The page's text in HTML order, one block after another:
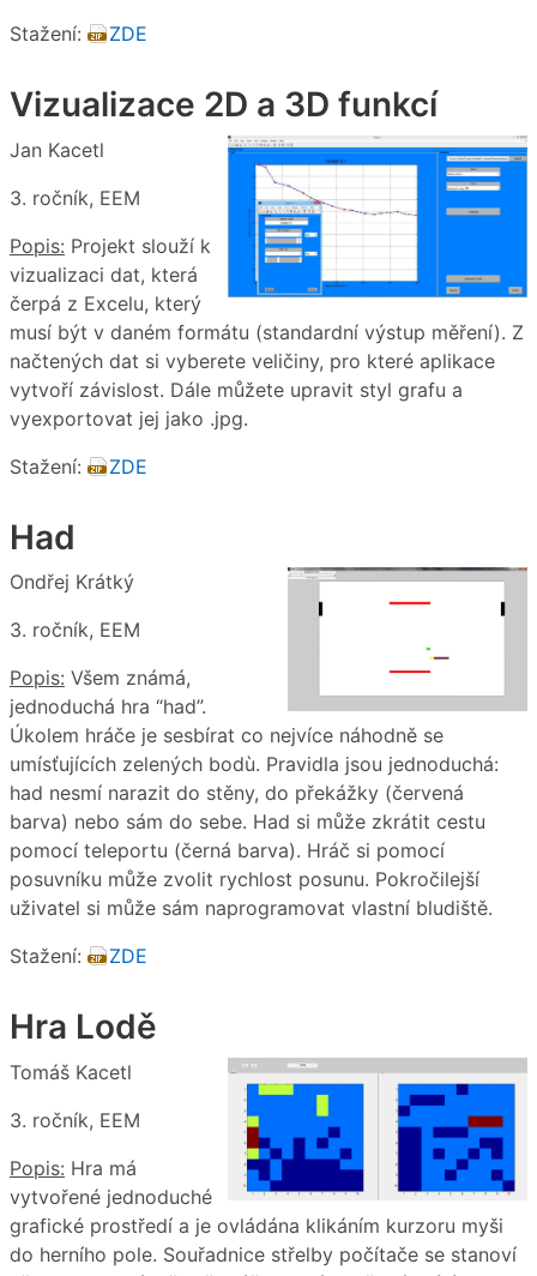
Stažení:
ZDE
Vizualizace 2D a 3D funkcí
Jan Kacetl
3. ročník, EEM
Popis: Projekt slouží k
vizualizaci dat, která
čerpá z Excelu, který
musí být v daném formátu (standardní výstup měření). Z
načtených dat si vyberete veličiny, pro které aplikace
vytvoří závislost. Dále můžete upravit styl grafu a
vyexportovat jej jako .jpg.
Stažení:
ZDE
Had
Ondřej Krátký
3. ročník, EEM
Popis: Všem známá,
jednoduchá hra “had”.
Úkolem hráče je sesbírat co nejvíce náhodně se
umísťujících zelených bodù. Pravidla jsou jednoduchá:
had nesmí narazit do stěny, do překážky (červená
barva) nebo sám do sebe. Had si může zkrátit cestu
pomocí teleportu (černá barva). Hráč si pomocí
posuvníku může zvolit rychlost posunu. Pokročilejší
uživatel si může sám naprogramovat vlastní bludiště.
Stažení:
ZDE
Hra Lodě
Tomáš Kacetl
3. ročník, EEM
Popis: Hra má
vytvořené jednoduché
grafické prostředí a je ovládána klikáním kurzoru myši
do herního pole. Souřadnice střelby počítače se stanoví